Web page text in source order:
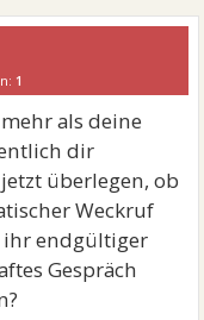
1
als deine
dir
überlegen, ob
Weckruf
ihr endgültiger
Gespräch